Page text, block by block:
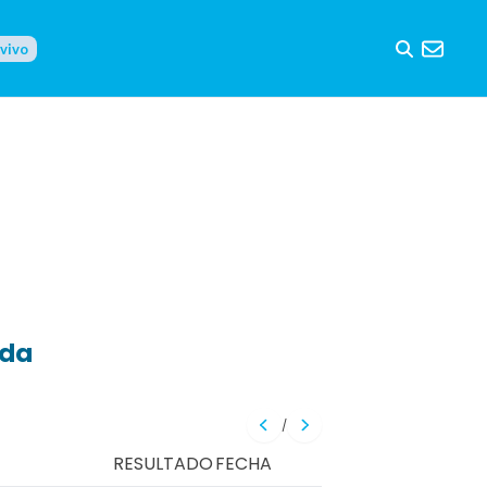
/
RESULTADOFECHA